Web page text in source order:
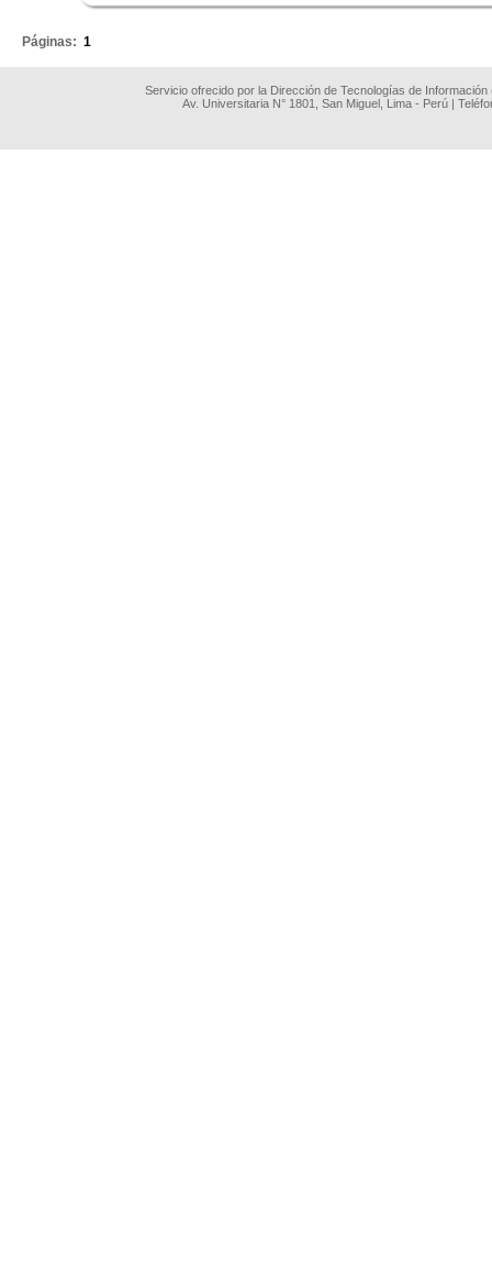
Páginas: 1
Servicio ofrecido por la Dirección de Tecnologías de
Av. Universitaria N° 1801, San Miguel, Lima - Perú |